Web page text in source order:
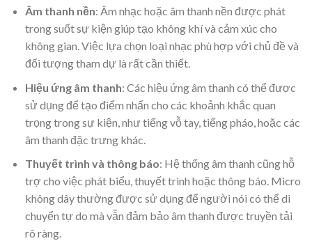
Âm thanh nền: Âm nhạc hoặc âm thanh nền được phát
trong suốt sự kiện giúp tạo không khí và cảm xúc cho
không gian. Việc lựa chọn loại nhạc phù hợp với chủ đề và
đối tượng tham dự là rất cần thiết.
Hiệu ứng âm thanh: Các hiệu ứng âm thanh có thể được
sử dụng để tạo điểm nhấn cho các khoảnh khắc quan
trọng trong sự kiện, như tiếng vỗ tay, tiếng pháo, hoặc các
âm thanh đặc trưng khác.
Thuyết trình và thông báo: Hệ thống âm thanh cũng hỗ
trợ cho việc phát biểu, thuyết trình hoặc thông báo. Micro
không dây thường được sử dụng để người nói có thể di
chuyển tự do mà vẫn đảm bảo âm thanh được truyền tải
rõ ràng.